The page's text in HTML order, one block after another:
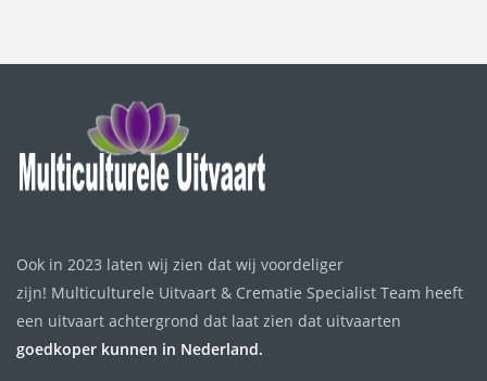
Ook in 2023 laten wij zien dat wij voordeliger
zijn! Multiculturele Uitvaart & Crematie Specialist Team heeft
een uitvaart achtergrond dat laat zien dat uitvaarten
goedkoper kunnen in Nederland.